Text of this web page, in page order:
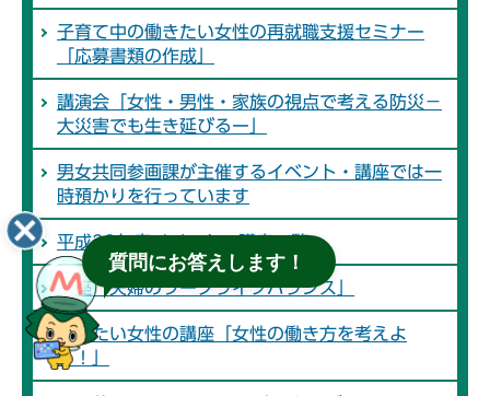
子育て中の働きたい女性の再就職支援セミナー
「応募書類の作成」
講演会「女性・男性・家族の視点で考える防災－
大災害でも生き延びるー」
男女共同参画課が主催するイベント・講座では一
時預かりを行っています
平成28年度イベント・講座一覧
講座「夫婦のワークライフバランス」
働きたい女性の講座「女性の働き方を考えよ
う！」
質問にお答えします！